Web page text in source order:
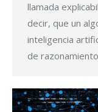
llamada
decir, que un
inteligencia
de